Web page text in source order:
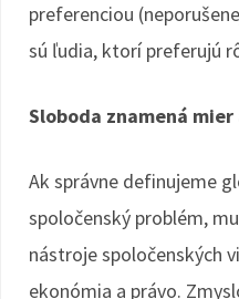
preferenciou
sú ľudia, ktorí preferujú
Sloboda znamená
Ak správne definujeme
spoločenský problém,
nástroje spoločenských
ekonómia a právo.